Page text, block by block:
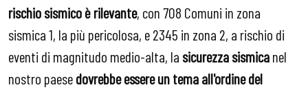
rischio sismico è rilevante, con 708 Comuni in zona
sismica 1, la più pericolosa, e 2345 in zona 2, a rischio di
eventi di magnitudo medio-alta, la sicurezza sismicanel
nostro paesedovrebbe essere un tema all'ordine del